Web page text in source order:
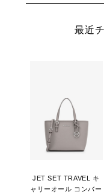
最近
JET SET TRAVEL キ
ャリーオール コンバー